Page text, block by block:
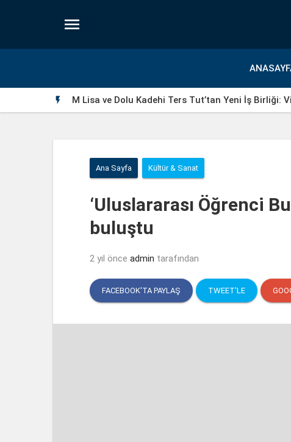

 M Lisa ve Dolu Kadehi Ters Tut’tan Yeni İş Birliği:
Ana Sayfa Kültür & Sanat
‘Uluslararası Öğrenci
buluştu
2 yıl önce admin tarafından
FACEBOOK'TA PAYLAŞ TWEET'LE